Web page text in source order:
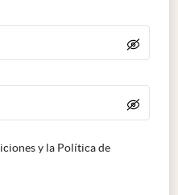
y la Política de